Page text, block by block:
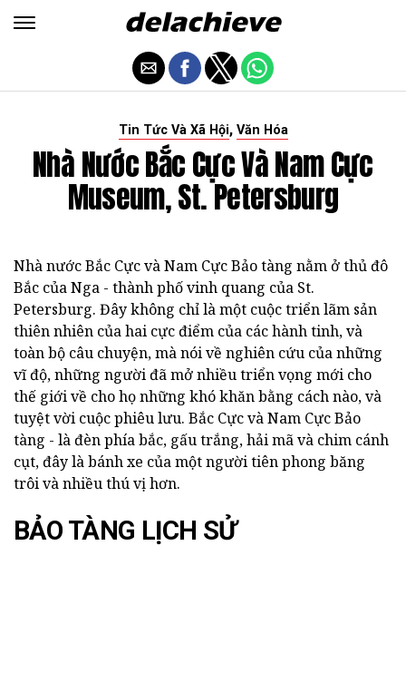
Tin Tức Và Xã Hội, Văn Hóa
Nhà Nước Bắc Cực Và Nam Cực
Museum, St. Petersburg
Nhà nước Bắc Cực và Nam Cực Bảo tàng nằm ở thủ đô
Bắc của Nga - thành phố vinh quang của St.
Petersburg. Đây không chỉ là một cuộc triển lãm sản
thiên nhiên của hai cực điểm của các hành tinh, và
toàn bộ câu chuyện, mà nói về nghiên cứu của những
vĩ độ, những người đã mở nhiều triển vọng mới cho
thế giới về cho họ những khó khăn bằng cách nào, và
tuyệt vời cuộc phiêu lưu. Bắc Cực và Nam Cực Bảo
tàng - là đèn phía bắc, gấu trắng, hải mã và chim cánh
cụt, đây là bánh xe của một người tiên phong băng
trôi và nhiều thú vị hơn.
BẢO TÀNG LỊCH SỬ